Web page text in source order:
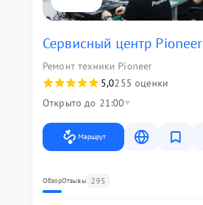
Сервисный центр Pioneer
Ремонт техники Pioneer
5,0255 оценки
Открыто до 21:00
Маршрут
ОбзорОтзывы 295